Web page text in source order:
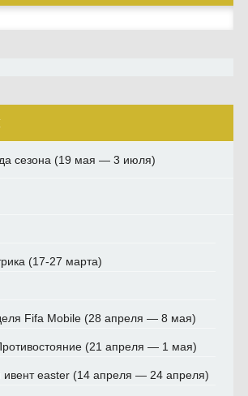
сезона (19 мая — 3 июля)
(17-27 марта)
Fifa Mobile (28 апреля — 8 мая)
(21 апреля — 1 мая)
ивент easter (14 апреля — 24 апреля)